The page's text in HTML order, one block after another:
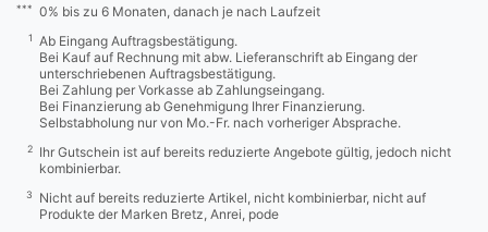
*** 0% bis zu 6 Monaten, danach je nach Laufzeit
1
Ab Eingang Auftragsbestätigung.
Bei Kauf auf Rechnung mit abw. Lieferanschrift ab Eingang der
unterschriebenen Auftragsbestätigung.
Bei Zahlung per Vorkasse ab Zahlungseingang.
Bei Finanzierung ab Genehmigung Ihrer Finanzierung.
Selbstabholung nur von Mo.-Fr. nach vorheriger Absprache.
2
Ihr Gutschein ist auf bereits reduzierte Angebote gültig, jedoch nicht
kombinierbar.
3
Nicht auf bereits reduzierte Artikel, nicht kombinierbar, nicht auf
Produkte der Marken Bretz, Anrei, pode